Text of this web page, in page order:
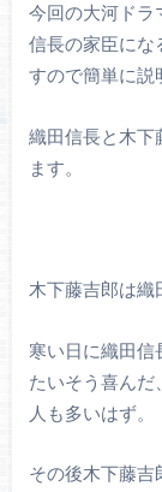
今回の大河ドラ
信長の家臣にな
すので簡単に説
織田信長と木下
ます。
木下藤吉郎は織
寒い日に織田信
たいそう喜んだ
人も多いはず。
その後木下藤吉